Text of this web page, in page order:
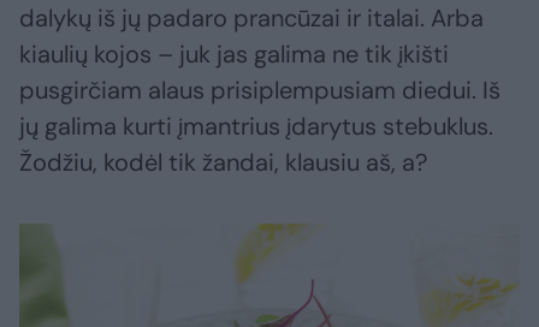
dalykų iš jų padaro prancūzai ir italai. Arba
kiaulių kojos – juk jas galima ne tik įkišti
pusgirčiam alaus prisiplempusiam diedui. Iš
jų galima kurti įmantrius įdarytus stebuklus.
Žodžiu, kodėl tik žandai, klausiu aš, a?